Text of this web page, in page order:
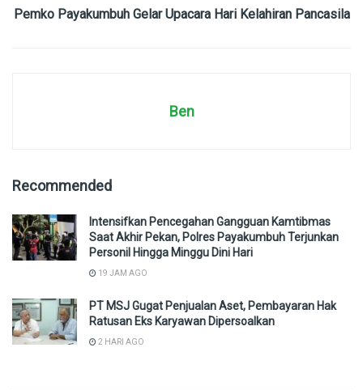
Pemko Payakumbuh Gelar Upacara Hari Kelahiran Pancasila
Ben
Recommended
Intensifkan Pencegahan Gangguan Kamtibmas
Saat Akhir Pekan, Polres Payakumbuh Terjunkan
Personil Hingga Minggu Dini Hari
19 JAM AGO
PT MSJ Gugat Penjualan Aset, Pembayaran Hak
Ratusan Eks Karyawan Dipersoalkan
2 HARI AGO